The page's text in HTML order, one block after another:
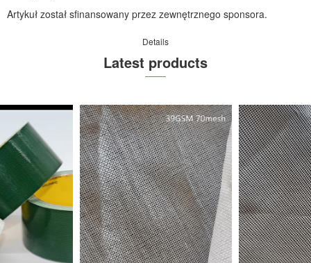
Artykuł został sfinansowany przez zewnętrznego sponsora.
Details
Latest products